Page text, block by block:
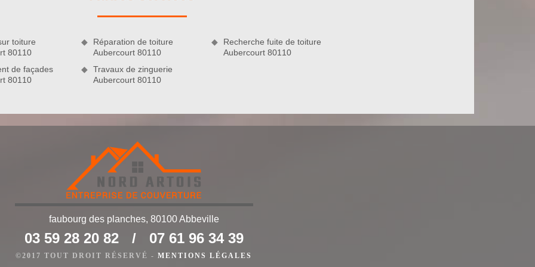
80110 : Nord Artois
êtes en quête d’un couvreur spécialisé en nettoyage et
dans la ville de Aubercourt 80110, notre établissement
professionnels souhaitant entretenir correctement leur
années d’activités, nous savons comment procéder pour
toiture
80110
de façades
80110
Réparation de toiture
Aubercourt 80110
Travaux de zinguerie
Aubercourt 80110
Recherche fuite de toiture
Aubercourt 80110
faubourg des planches, 80100 Abbeville
03 59 28 20 82 / 07 61 96 34 39
©2017 TOUT DROIT RÉSERVÉ - MENTIONS LÉGALES